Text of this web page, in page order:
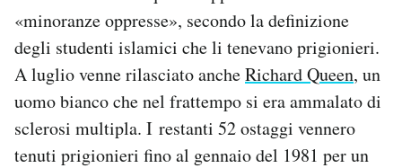
«minoranze oppresse», secondo la definizione
degli studenti islamici che li tenevano prigionieri.
A luglio venne rilasciato ancheRichard Queen, un
uomo bianco che nel frattempo si era ammalato di
sclerosi multipla. I restanti 52 ostaggi vennero
tenuti prigionieri fino al gennaio del 1981 per un